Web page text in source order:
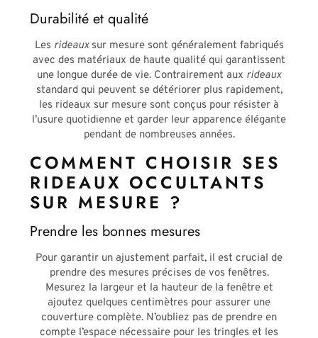
Durabilité et qualité
Les rideaux sur mesure sont généralement fabriqués
avec des matériaux de haute qualité qui garantissent
une longue durée de vie. Contrairement aux rideaux
standard qui peuvent se détériorer plus rapidement,
les rideaux sur mesure sont conçus pour résister à
l’usure quotidienne et garder leur apparence élégante
pendant de nombreuses années.
COMMENT CHOISIR SES
RIDEAUX OCCULTANTS
SUR MESURE ?
Prendre les bonnes mesures
Pour garantir un ajustement parfait, il est crucial de
prendre des mesures précises de vos fenêtres.
Mesurez la largeur et la hauteur de la fenêtre et
ajoutez quelques centimètres pour assurer une
couverture complète. N’oubliez pas de prendre en
compte l’espace nécessaire pour les tringles et les